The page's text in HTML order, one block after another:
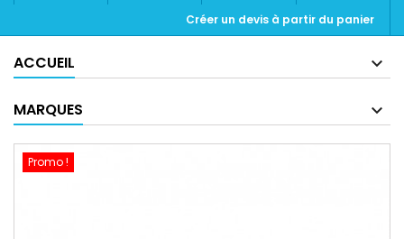
Créer un devis à partir du panier
ACCUEIL
MARQUES
Promo !